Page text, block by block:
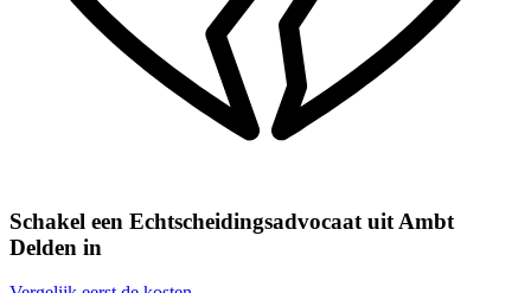
Schakel een Echtscheidingsadvocaat uit Ambt
Delden in